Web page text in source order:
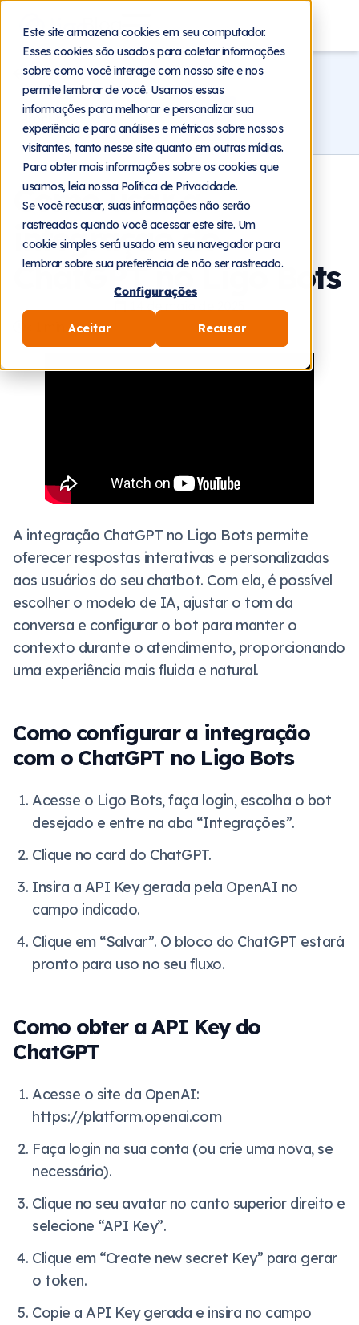
Este site armazena cookies em seu computador.
Esses cookies são usados para coletar informações
sobre como você interage com nosso site e nos
permite lembrar de você. Usamos essas
informações para melhorar e personalizar sua
experiência e para análises e métricas sobre nossos
visitantes, tanto nesse site quanto em outras mídias.
Para obter mais informações sobre os cookies que
usamos, leia nossa Política de Privacidade.
Se você recusar, suas informações não serão
rastreadas quando você acessar este site. Um
cookie simples será usado em seu navegador para
lembrar sobre sua preferência de não ser rastreado.
Configurações
Aceitar Recusar
Blog
Voltar
Como usar a
integração do
ChatGPT no Ligo Bots
14 de maio de 2025
A integração ChatGPT no Ligo Bots permite
oferecer respostas interativas e personalizadas
aos usuários do seu chatbot. Com ela, é possível
escolher o modelo de IA, ajustar o tom da
conversa e configurar o bot para manter o
contexto durante o atendimento, proporcionando
uma experiência mais fluida e natural.
Como configurar a integração
com o ChatGPT no Ligo Bots
Acesse o Ligo Bots, faça login, escolha o bot
desejado e entre na aba “Integrações”.
Clique no card do ChatGPT.
Insira a API Key gerada pela OpenAI no
campo indicado.
Clique em “Salvar”. O bloco do ChatGPT estará
pronto para uso no seu fluxo.
Como obter a API Key do
ChatGPT
Acesse o site da OpenAI:
https://platform.openai.com
Faça login na sua conta (ou crie uma nova, se
necessário).
Clique no seu avatar no canto superior direito e
selecione “API Key”.
Clique em “Create new secret Key” para gerar
o token.
Copie a API Key gerada e insira no campo